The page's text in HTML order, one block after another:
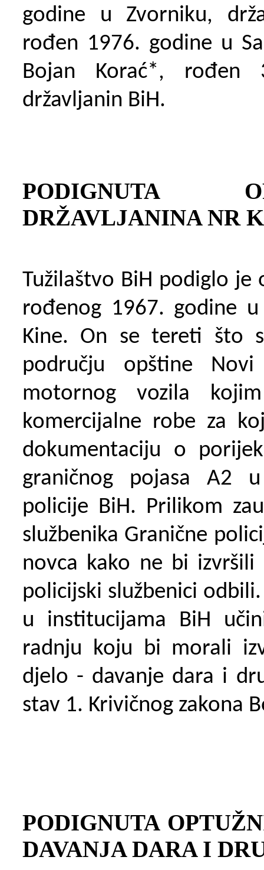
godine u Zvorniku,
rođen 1976. godine u
Bojan Korać*, rođen
državljanin BiH.
PODIGNUTA
DRŽAVLJANINA NR
Tužilaštvo BiH podiglo je
rođenog 1967. godine
Kine. On se tereti što
području opštine
motornog vozila
komercijalne robe za
dokumentaciju o
graničnog pojasa A2
policije BiH. Prilikom
službenika Granične
novca kako ne bi
policijski službenici
u institucijama BiH
radnju koju bi morali
djelo - davanje dara i
stav 1. Krivičnog zakona
PODIGNUTA
DAVANJA DARA I